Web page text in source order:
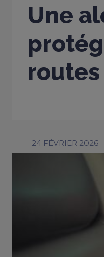
Une
routes
24 FÉVRIER 2026